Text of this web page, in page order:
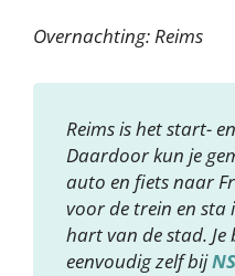
Overnachting: Reims
Reims is het start-
Daardoor kun je
auto en fiets naar
voor de trein en sta
hart van de stad. Je
eenvoudig zelf bij